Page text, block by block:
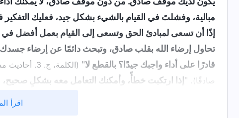
مبالية، وفشلتَ في القيام بالشيء بشكل جيد، فعليك
إذًا أن تسعى لمبادئ الحق وتسعى إلى القيام بعمل أفضل في
تحاول إرضاء الله بقلب صادق، وتبحث دائمًا عن إرضاء
قادرًا على أداء واجبك جيدًا؟ بالقطع لا"
(الكلمة، ج.
صادقًا)
. " إذا ارتكبت خطأً، وأمكنك التعامل معه بشكلٍ
عليه وتمييزه، وكذلك كشفه وتشريحه، فماذا سيكون رأي
اقرأ